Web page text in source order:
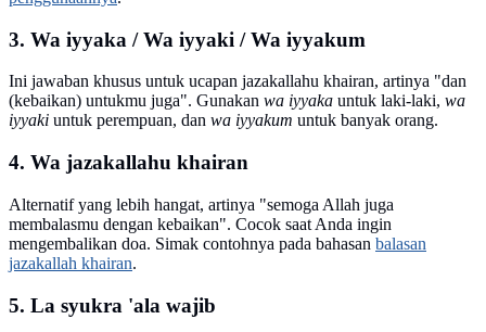
3. Wa iyyaka / Wa iyyaki / Wa iyyakum
Ini jawaban khusus untuk ucapan jazakallahu khairan, artinya "dan
(kebaikan) untukmu juga". Gunakan wa iyyaka untuk laki-laki, wa
iyyaki untuk perempuan, dan wa iyyakum untuk banyak orang.
4. Wa jazakallahu khairan
Alternatif yang lebih hangat, artinya "semoga Allah juga
membalasmu dengan kebaikan". Cocok saat Anda ingin
mengembalikan doa. Simak contohnya pada bahasan balasan
jazakallah khairan.
5. La syukra 'ala wajib